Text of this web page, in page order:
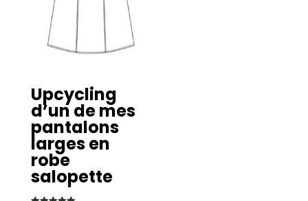
Upcycling
d’un de mes
pantalons
larges en
robe
salopette